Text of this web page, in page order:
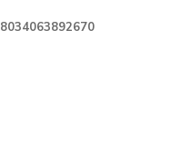
8034063892670